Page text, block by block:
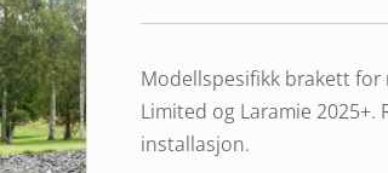
Modellspesifikk brakett for
Limited og Laramie
installasjon.